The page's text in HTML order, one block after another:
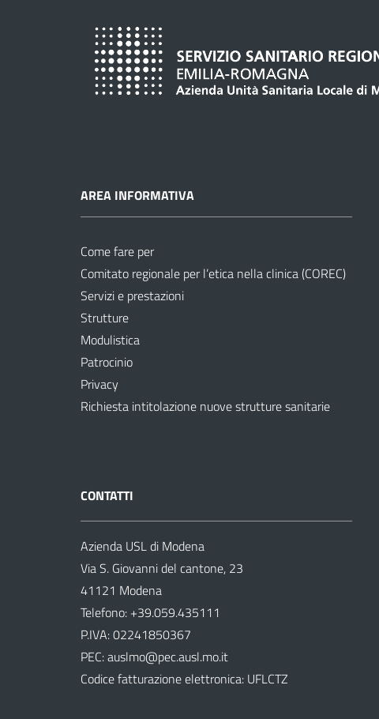
AREA INFORMATIVA
Come fare per
Comitato regionale per l’etica nella clinica (COREC)
Servizi e prestazioni
Strutture
Modulistica
Patrocinio
Privacy
Richiesta intitolazione nuove strutture sanitarie
CONTATTI
Azienda USL di Modena
Via S. Giovanni del cantone, 23
41121 Modena
Telefono: +39.059.435111
P.IVA: 02241850367
PEC:auslmo@pec.ausl.mo.it
Codice fatturazione elettronica: UFLCTZ